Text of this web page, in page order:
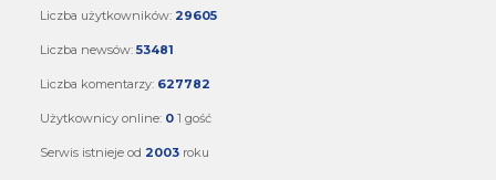
Liczba użytkowników: 29605
Liczba newsów: 53481
Liczba komentarzy: 627782
Użytkownicy online: 0 1 gość
Serwis istnieje od 2003 roku